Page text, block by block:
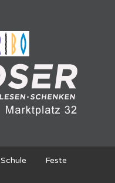
Schule Feste